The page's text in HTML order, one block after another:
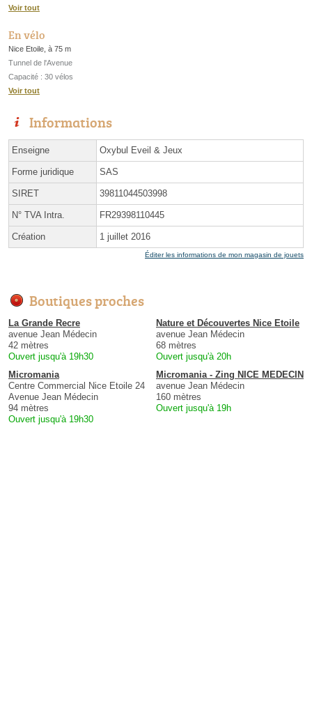
Voir tout
En vélo
Nice Etoile, à 75 m
Tunnel de l'Avenue
Capacité : 30 vélos
Voir tout
Informations
Enseigne Oxybul Eveil & Jeux
Forme juridique SAS
SIRET 39811044503998
N° TVA Intra. FR29398110445
Création 1 juillet 2016
Éditer les informations de mon magasin de jouets
Boutiques proches
La Grande Recre
avenue Jean Médecin
42 mètres
Ouvert jusqu'à 19h30
Nature et Découvertes Nice Etoile
avenue Jean Médecin
68 mètres
Ouvert jusqu'à 20h
Micromania
Centre Commercial Nice Etoile 24
Avenue Jean Médecin
94 mètres
Ouvert jusqu'à 19h30
Micromania - Zing NICE MEDECIN
avenue Jean Médecin
160 mètres
Ouvert jusqu'à 19h